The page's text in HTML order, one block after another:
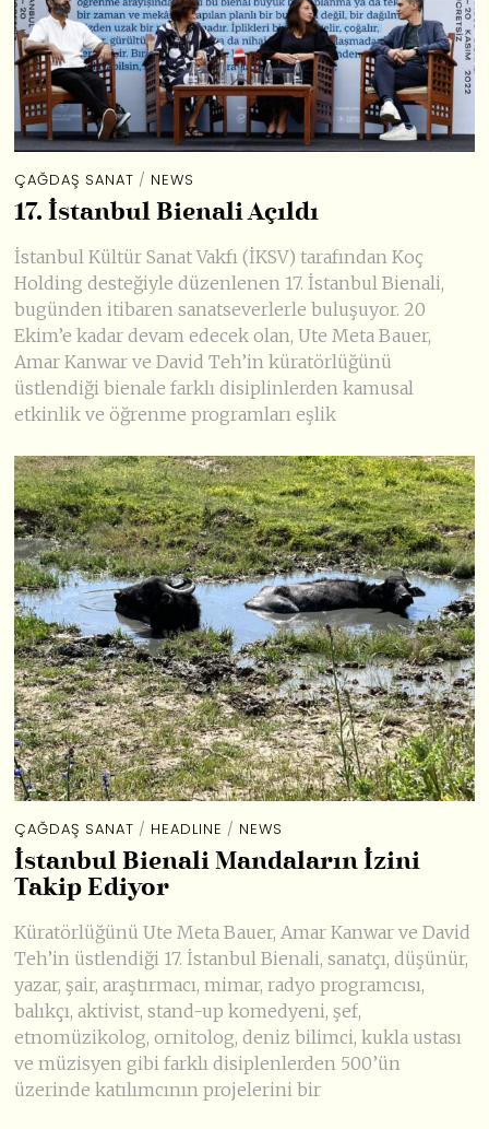
ÇAĞDAŞ SANAT / NEWS
17. İstanbul Bienali Açıldı
İstanbul Kültür Sanat Vakfı (İKSV) tarafından Koç
Holding desteğiyle düzenlenen 17. İstanbul Bienali,
bugünden itibaren sanatseverlerle buluşuyor. 20
Ekim’e kadar devam edecek olan, Ute Meta Bauer,
Amar Kanwar ve David Teh’in küratörlüğünü
üstlendiği bienale farklı disiplinlerden kamusal
etkinlik ve öğrenme programları eşlik
ÇAĞDAŞ SANAT / HEADLINE / NEWS
İstanbul Bienali Mandaların İzini
Takip Ediyor
Küratörlüğünü Ute Meta Bauer, Amar Kanwar ve David
Teh’in üstlendiği 17. İstanbul Bienali, sanatçı, düşünür,
yazar, şair, araştırmacı, mimar, radyo programcısı,
balıkçı, aktivist, stand-up komedyeni, şef,
etnomüzikolog, ornitolog, deniz bilimci, kukla ustası
ve müzisyen gibi farklı disiplenlerden 500’ün
üzerinde katılımcının projelerini bir